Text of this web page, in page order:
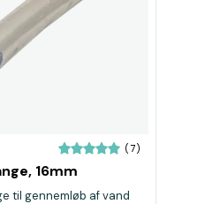
(7)
16mm
til gennemløb af vand